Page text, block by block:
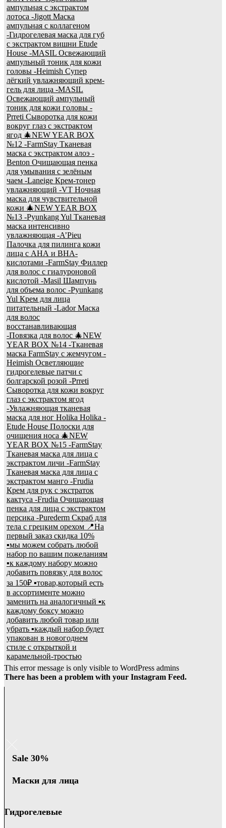
This error message is only visible to WordPress admins
There has been a problem with your Instagram Feed.
Sale 30%
Маски для лица
Гидрогелевые